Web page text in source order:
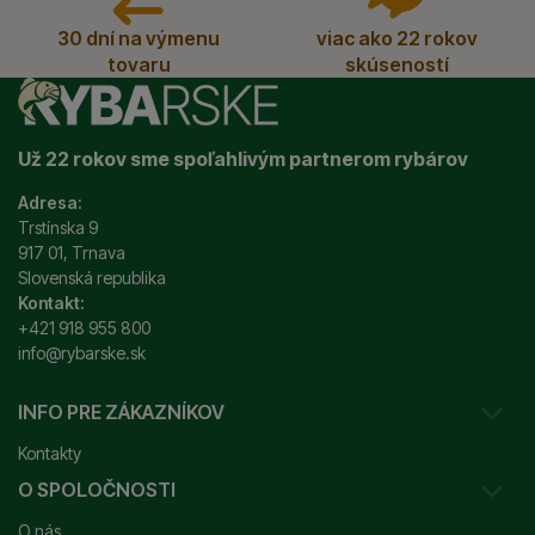
30 dní na výmenu
tovaru
viac ako 22 rokov
skúseností
Už 22 rokov sme spoľahlivým partnerom rybárov
Adresa:
Trstínska 9
917 01, Trnava
Slovenská republika
Kontakt:
+421 918 955 800
info@rybarske.sk
INFO PRE ZÁKAZNÍKOV
Kontakty
Sledovanie vašej zásielky
O SPOLOČNOSTI
O nás